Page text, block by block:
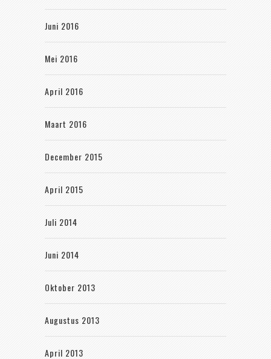
Juni 2016
Mei 2016
April 2016
Maart 2016
December 2015
April 2015
Juli 2014
Juni 2014
Oktober 2013
Augustus 2013
April 2013